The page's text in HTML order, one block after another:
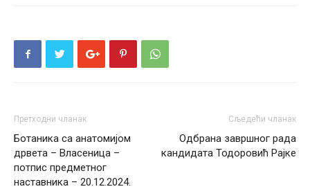
Претходни чланак
Ботаника са анатомијом
дрвета – Власеница –
потпис предметног
наставника – 20.12.2024.
Сљедећи чланак
Одбрана завршног рада
кандидата Тодоровић Рајке